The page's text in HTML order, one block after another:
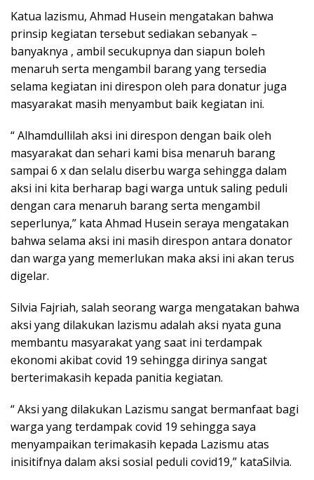
Katua lazismu, Ahmad Husein mengatakan bahwa
prinsip kegiatan tersebut sediakan sebanyak –
banyaknya , ambil secukupnya dan siapun boleh
menaruh serta mengambil barang yang tersedia
selama kegiatan ini direspon oleh para donatur juga
masyarakat masih menyambut baik kegiatan ini.
“ Alhamdullilah aksi ini direspon dengan baik oleh
masyarakat dan sehari kami bisa menaruh barang
sampai 6 x dan selalu diserbu warga sehingga dalam
aksi ini kita berharap bagi warga untuk saling peduli
dengan cara menaruh barang serta mengambil
seperlunya,” kata Ahmad Husein seraya mengatakan
bahwa selama aksi ini masih direspon antara donator
dan warga yang memerlukan maka aksi ini akan terus
digelar.
Silvia Fajriah, salah seorang warga mengatakan bahwa
aksi yang dilakukan lazismu adalah aksi nyata guna
membantu masyarakat yang saat ini terdampak
ekonomi akibat covid 19 sehingga dirinya sangat
berterimakasih kepada panitia kegiatan.
“ Aksi yang dilakukan Lazismu sangat bermanfaat bagi
warga yang terdampak covid 19 sehingga saya
menyampaikan terimakasih kepada Lazismu atas
inisitifnya dalam aksi sosial peduli covid19,” kataSilvia.